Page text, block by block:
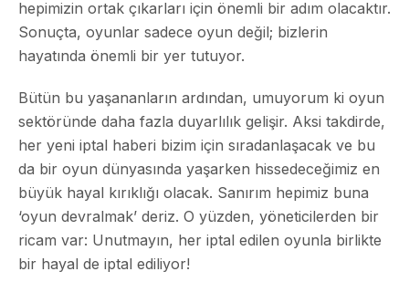
hepimizin ortak çıkarları için önemli bir adım olacaktır.
Sonuçta, oyunlar sadece oyun değil; bizlerin
hayatında önemli bir yer tutuyor.
Bütün bu yaşananların ardından, umuyorum ki oyun
sektöründe daha fazla duyarlılık gelişir. Aksi takdirde,
her yeni iptal haberi bizim için sıradanlaşacak ve bu
da bir oyun dünyasında yaşarken hissedeceğimiz en
büyük hayal kırıklığı olacak. Sanırım hepimiz buna
‘oyun devralmak’ deriz. O yüzden, yöneticilerden bir
ricam var: Unutmayın, her iptal edilen oyunla birlikte
bir hayal de iptal ediliyor!